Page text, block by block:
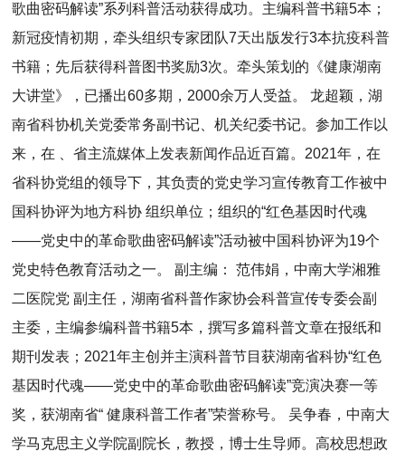
歌曲密码解读”系列科普活动获得成功。主编科普书籍5本；
新冠疫情初期，牵头组织专家团队7天出版发行3本抗疫科普
书籍；先后获得科普图书奖励3次。牵头策划的《健康湖南
大讲堂》，已播出60多期，2000余万人受益。 龙超颖，湖
南省科协机关党委常务副书记、机关纪委书记。参加工作以
来，在 、省主流媒体上发表新闻作品近百篇。2021年，在
省科协党组的领导下，其负责的党史学习宣传教育工作被中
国科协评为地方科协 组织单位；组织的“红色基因时代魂
——党史中的革命歌曲密码解读”活动被中国科协评为19个
党史特色教育活动之一。 副主编： 范伟娟，中南大学湘雅
二医院党 副主任，湖南省科普作家协会科普宣传专委会副
主委，主编参编科普书籍5本，撰写多篇科普文章在报纸和
期刊发表；2021年主创并主演科普节目获湖南省科协“红色
基因时代魂——党史中的革命歌曲密码解读”竞演决赛一等
奖，获湖南省“ 健康科普工作者”荣誉称号。 吴争春，中南大
学马克思主义学院副院长，教授，博士生导师。高校思想政